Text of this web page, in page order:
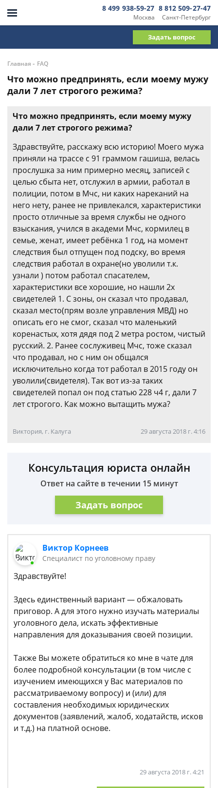
Москва
8 499 938-59-27
Санкт-Петербург
8 812 509-27-47
Задать вопрос
Главная - FAQ
Что можно предпринять, если моему мужу
дали 7 лет строгого режима?
Что можно предпринять, если моему мужу
дали 7 лет строгого режима?
Здравствуйте, расскажу всю историю! Моего мужа
приняли на трассе с 91 граммом гашиша, велась
прослушка за ним примерно месяц, записей с
целью сбыта нет, отслужил в армии, работал в
полиции, потом в Мчс, ни каких нареканий на
него нету, ранее не привлекался, характеристики
просто отличные за время службы не одного
взыскания, учился в академи Мчс, кормилец в
семье, женат, имеет ребёнка 1 год, на момент
следствия был отпущен под подску, во время
следствия работал в охране(но уволили т.к.
узнали ) потом работал спасателем,
характеристики все хорошие, но нашли 2х
свидетелей 1. С зоны, он сказал что продавал,
сказал место(прям возле управления МВД) но
описать его не смог, сказал что маленький
коренастых, хотя дядя под 2 метра ростом, чистый
русский. 2. Ранее сослуживец Мчс, тоже сказал
что продавал, но с ним он общался
исключительно когда тот работал в 2015 году он
уволили(свидетеля). Так вот из-за таких
свидетелей попал он под статью 228 ч4 г, дали 7
лет строгого. Как можно вытащить мужа?
Виктория, г. Калуга 29 августа 2018 г. 4:16
Консультация юриста онлайн
Ответ на сайте в течении 15 минут
Задать вопрос
Виктор Корнеев
Cпециалист по уголовному праву
Здравствуйте!
Здесь единственный вариант — обжаловать
приговор. А для этого нужно изучать материалы
уголовного дела, искать эффективные
направления для доказывания своей позиции.
Также Вы можете обратиться ко мне в чате для
более подробной консультации (в том числе с
изучением имеющихся у Вас материалов по
рассматриваемому вопросу) и (или) для
составления необходимых юридических
документов (заявлений, жалоб, ходатайств, исков
и т.д.) на платной основе.
29 августа 2018 г. 4:21